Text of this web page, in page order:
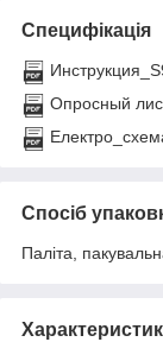
Специфікація
Опросный
Спосіб
Паліта,